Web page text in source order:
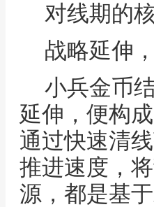
对线期的
战略延伸
小兵金币
延伸，便构
通过快速清
推进速度，
源，都是基